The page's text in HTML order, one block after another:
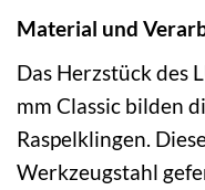
Material und
Das Herzstück des
mm Classic bilden
Raspelklingen.
Werkzeugstahl